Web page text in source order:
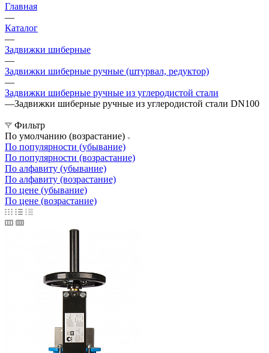
Главная
—
Каталог
—
Задвижки шиберные
—
Задвижки шиберные ручные (штурвал, редуктор)
—
Задвижки шиберные ручные из углеродистой стали
—Задвижки шиберные ручные из углеродистой стали DN100
Фильтр
По умолчанию (возрастание)
По популярности (убывание)
По популярности (возрастание)
По алфавиту (убывание)
По алфавиту (возрастание)
По цене (убывание)
По цене (возрастание)